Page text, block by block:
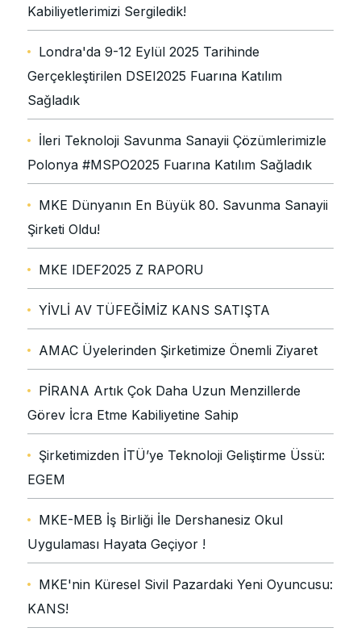
Kabiliyetlerimizi Sergiledik!
Londra'da 9-12 Eylül 2025 Tarihinde
Gerçekleştirilen DSEI2025 Fuarına Katılım
Sağladık
İleri Teknoloji Savunma Sanayii Çözümlerimizle
Polonya #MSPO2025 Fuarına Katılım Sağladık
MKE Dünyanın En Büyük 80. Savunma Sanayii
Şirketi Oldu!
MKE IDEF2025 Z RAPORU
YİVLİ AV TÜFEĞİMİZ KANS SATIŞTA
AMAC Üyelerinden Şirketimize Önemli Ziyaret
PİRANA Artık Çok Daha Uzun Menzillerde
Görev İcra Etme Kabiliyetine Sahip
Şirketimizden İTÜ’ye Teknoloji Geliştirme Üssü:
EGEM
MKE-MEB İş Birliği İle Dershanesiz Okul
Uygulaması Hayata Geçiyor !
MKE'nin Küresel Sivil Pazardaki Yeni Oyuncusu:
KANS!